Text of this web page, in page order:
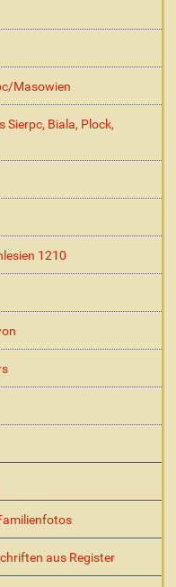
Masowien
Biala, Plock,
1210
aus Register